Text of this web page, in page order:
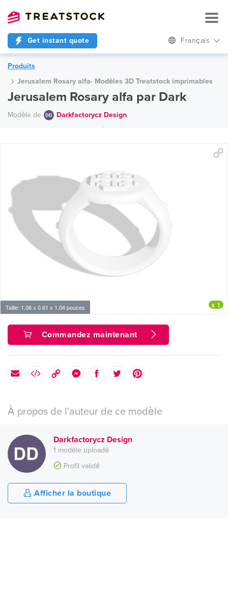
Get instant quote Français
Produits
Jerusalem Rosary alfa- Modèles 3D Treatstock imprimables
Jerusalem Rosary alfa par Dark
Modèle de Darkfactorycz Design
Taille: 1.06 x 0.61 x 1.04 pouces x 1
Commandez maintenant
À propos de l'auteur de ce modèle
Darkfactorycz Design
1 modèle uploadé
Profil validé
Afficher la boutique